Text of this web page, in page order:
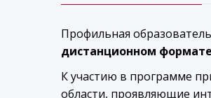
Профильная
дистанционном
К участию в программе
области, проявляющие